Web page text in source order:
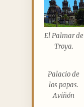
El Palmar de
Troya.
Palacio de
los papas.
Aviñón